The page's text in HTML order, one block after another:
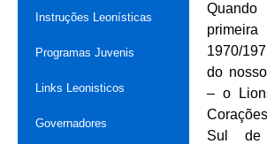
Quando
1970/
do
– o
Sul de
Instruções Leonísticas
Programas Juvenis
Links Leonisticos
Governadores